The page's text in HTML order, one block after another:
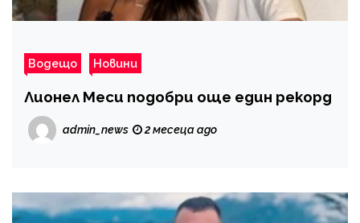
Водещо Новини
Лионел Меси подобри още един рекорд
admin_news 2 месеца ago